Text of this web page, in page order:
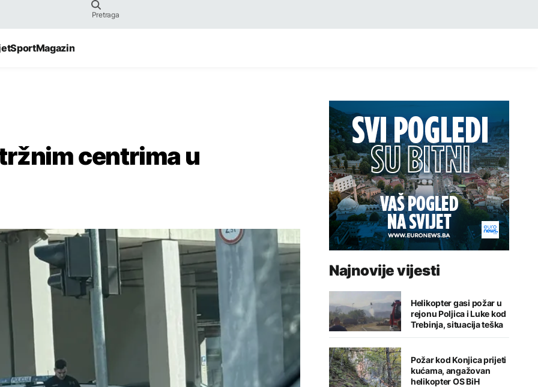
SportMagazin
centrima u
Najnovije vijesti
Helikopter gasi požar u
rejonu Poljica i Luke kod
Trebinja, situacija teška
Požar kod Konjica prijeti
kućama, angažovan
helikopter OS BiH